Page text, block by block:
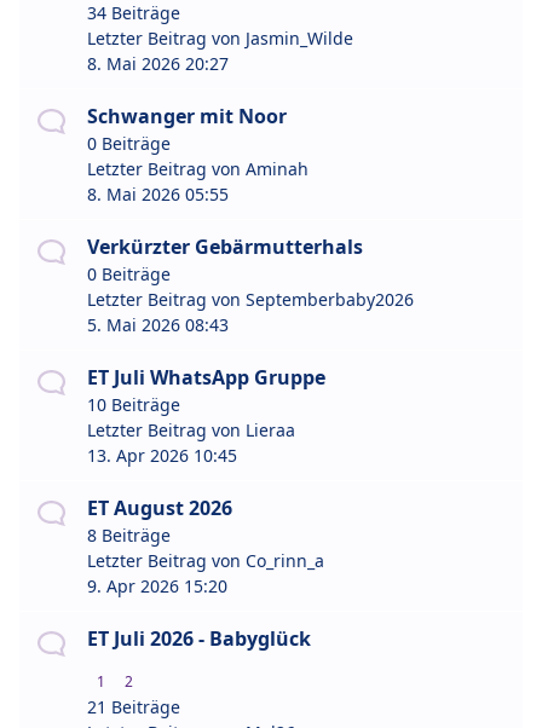
34 Beiträge
Letzter Beitrag von Jasmin_Wilde
8. Mai 2026 20:27
Schwanger mit Noor
0 Beiträge
Letzter Beitrag von Aminah
8. Mai 2026 05:55
Verkürzter Gebärmutterhals
0 Beiträge
Letzter Beitrag von Septemberbaby2026
5. Mai 2026 08:43
ET Juli WhatsApp Gruppe
10 Beiträge
Letzter Beitrag von Lieraa
13. Apr 2026 10:45
ET August 2026
8 Beiträge
Letzter Beitrag von Co_rinn_a
9. Apr 2026 15:20
ET Juli 2026 - Babyglück
1 2
21 Beiträge